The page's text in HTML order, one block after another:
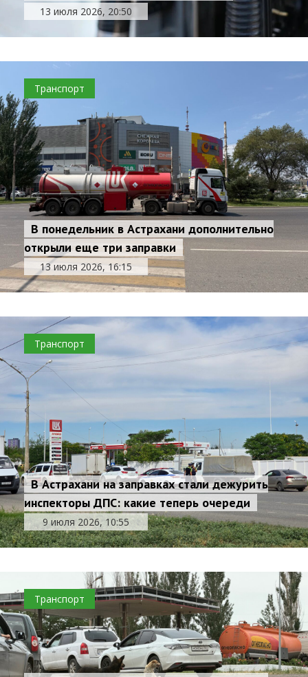
13 июля 2026, 20:50
Транспорт
В понедельник в Астрахани дополнительно
открыли еще три заправки
13 июля 2026, 16:15
Транспорт
В Астрахани на заправках стали дежурить
инспекторы ДПС: какие теперь очереди
9 июля 2026, 10:55
Транспорт